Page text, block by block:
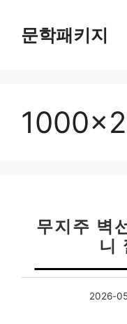
문학패키지
무지주 벽
니
2026-